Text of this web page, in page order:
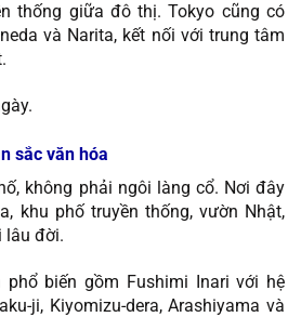
thống giữa đô thị. Tokyo cũng có
và Narita, kết nối với trung tâm
sắc văn hóa
không phải ngôi làng cổ. Nơi đây
khu phố truyền thống, vườn Nhật,
lâu đời.
phổ biến gồm Fushimi Inari với hệ
ji, Kiyomizu-dera, Arashiyama và